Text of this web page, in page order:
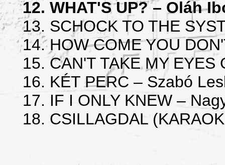
12. WHAT'S UP? – Oláh
13. SCHOCK TO THE
14. HOW COME YOU
15. CAN'T TAKE MY
16. KÉT PERC – Szabó
17. IF I ONLY KNEW –
18. CSILLAGDAL